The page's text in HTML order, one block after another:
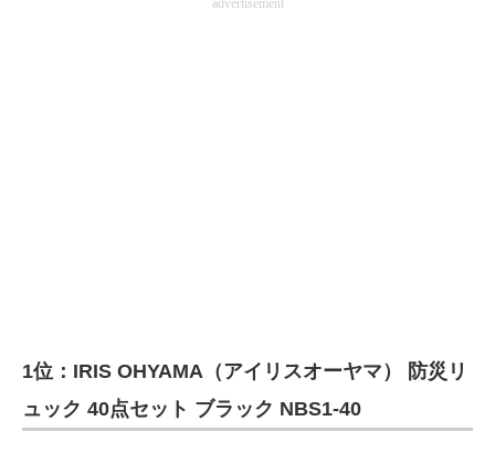
advertisement
1位：IRIS OHYAMA（アイリスオーヤマ） 防災リ
ュック 40点セット ブラック NBS1-40